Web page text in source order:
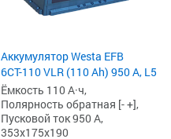
Аккумулятор Westa EFB
6СТ-110 VLR (110 Ah) 950 А, L5
Ёмкость 110 А·ч,
Полярность обратная [- +],
Пусковой ток 950 А,
353x175x190